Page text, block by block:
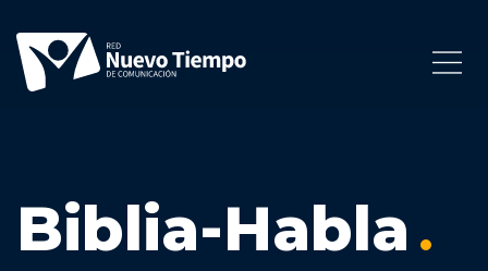
Biblia-Habla